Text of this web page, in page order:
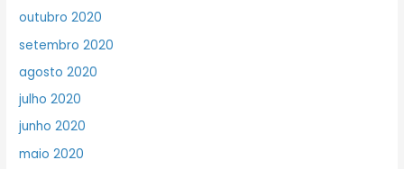
outubro 2020
setembro 2020
agosto 2020
julho 2020
junho 2020
maio 2020